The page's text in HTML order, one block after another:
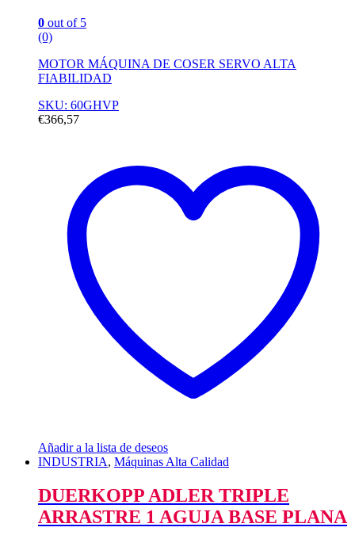
0 out of 5
(0)
MOTOR MÁQUINA DE COSER SERVO ALTA
FIABILIDAD
SKU: 60GHVP
€366,57
Añadir a la lista de deseos
INDUSTRIA, Máquinas Alta Calidad
DUERKOPP ADLER TRIPLE
ARRASTRE 1 AGUJA BASE PLANA